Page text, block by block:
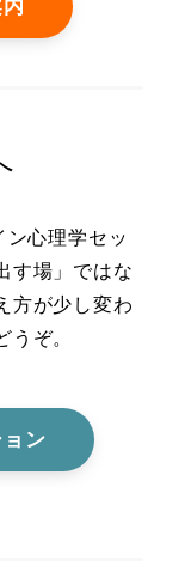
心理学セッ
す場」ではな
方が少し変わ
うぞ。
ン